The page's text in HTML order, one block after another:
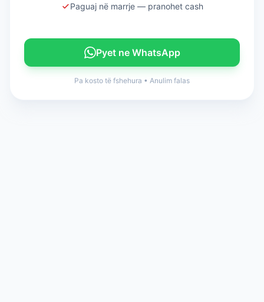
Paguaj në marrje — pranohet cash
Pyet ne WhatsApp
Pa kosto të fshehura • Anulim falas